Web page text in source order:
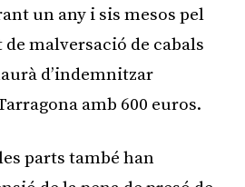
un any i sis mesos pel
malversació de cabals
d’indemnitzar
amb 600 euros.
parts també han